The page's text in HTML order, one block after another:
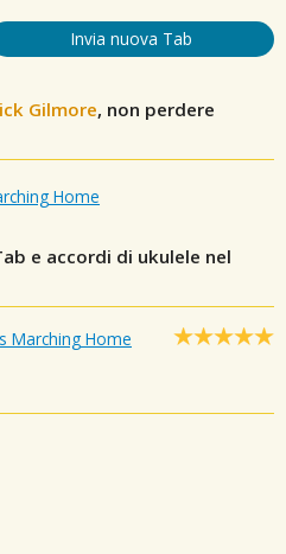
Invia nuova Tab
Gilmore, non perdere
Home
e accordi di ukulele nel
Marching Home